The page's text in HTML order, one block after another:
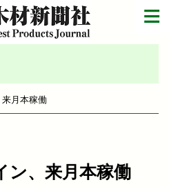
月本稼働
、来月本稼働